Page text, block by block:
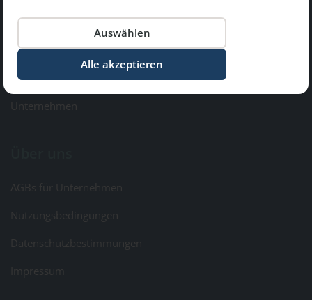
All Rights Reserved
Informationen
Kontakt & Feedback
Unternehmen
AGBs für Unternehmen
Nutzungsbedingungen
Datenschutzbestimmungen
Impressum